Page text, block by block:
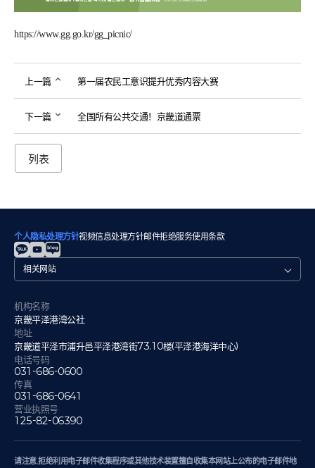
https://www.gg.go.kr/gg_picnic/
上一篇 第一届农民工意识提升优秀内容大赛
下一篇 全国所有公共交通！京畿道通票
列表
个人隐私处理方针视频信息处理方针邮件拒绝服务使用条款
관
련
이
트
机构名称
京畿平泽港湾公社
地址
京畿道平泽市浦升邑平泽港湾街73.10楼(平泽港海洋中心)
电话号码
031-686-0600
传真
031-686-0641
营业执照号
125-82-06390
请注意,拒绝利用电子邮件收集程序或其他技术装置擅自收集本网站上公布的电子邮件地